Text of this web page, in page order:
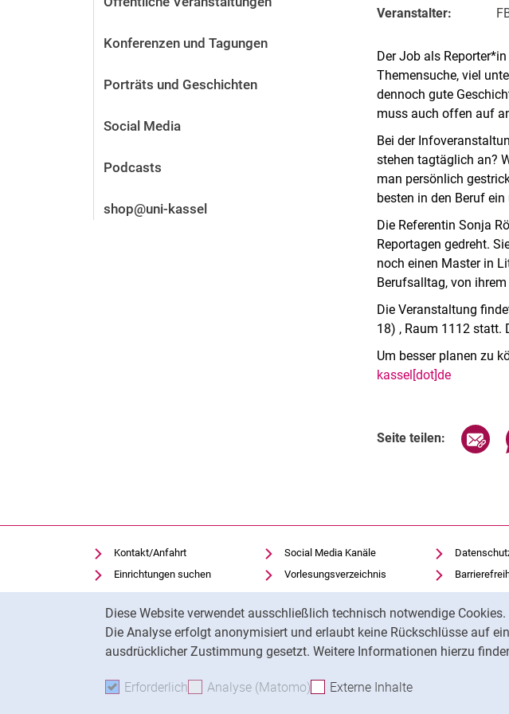
Diese Website verwendet ausschließlich technisch notwendige
Die Analyse erfolgt anonymisiert und erlaubt keine Rückschlüsse auf
ausdrücklicher Zustimmung gesetzt. Weitere Informationen hierzu
Erforderlich Erforderliche Cookies akzeptieren
Analyse (Matomo) Analyse-Cookies akzeptieren
Externe Inhalte
Stellenangebote
Alum­ni und Freunde
Kontakt und Standorte
Konferenzen und Tagungen
Porträts und Geschichten
Social Media
Podcasts
shop@uni-kassel
Veranstalter:
Der Job als
Themensuche, viel
dennoch gute
muss auch offen auf
Bei der
stehen tagtäglich an?
man persönlich
besten in den Beruf
Die Referentin Sonja
Reportagen gedreht.
noch einen Master in
Berufsalltag, von
Die Veranstaltung
18) , Raum 1112 statt.
Um besser planen zu
kassel[dot]de
Seite teilen:
Kontakt/Anfahrt
Einrichtungen suchen
Stellenangebote
Notfall
Cookie-Einstellungen
Social Media Kanäle
Vorlesungsverzeichnis
Moodle
Panopto
Universitätsbibliothek
Impressum